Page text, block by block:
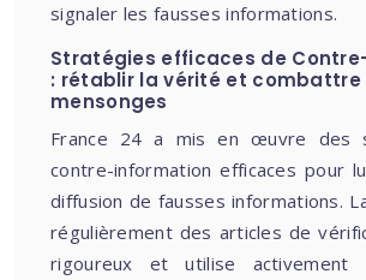
signaler les fausses informations.
Stratégies efficaces de
: rétablir la vérité et combattre
mensonges
France 24 a mis en œuvre des
contre-information efficaces pour
diffusion de fausses informations.
régulièrement des articles de
rigoureux et utilise activement